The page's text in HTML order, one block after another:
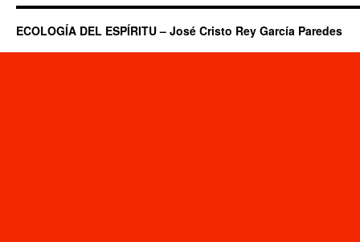
ECOLOGÍA DEL ESPÍRITU – José Cristo Rey García Paredes